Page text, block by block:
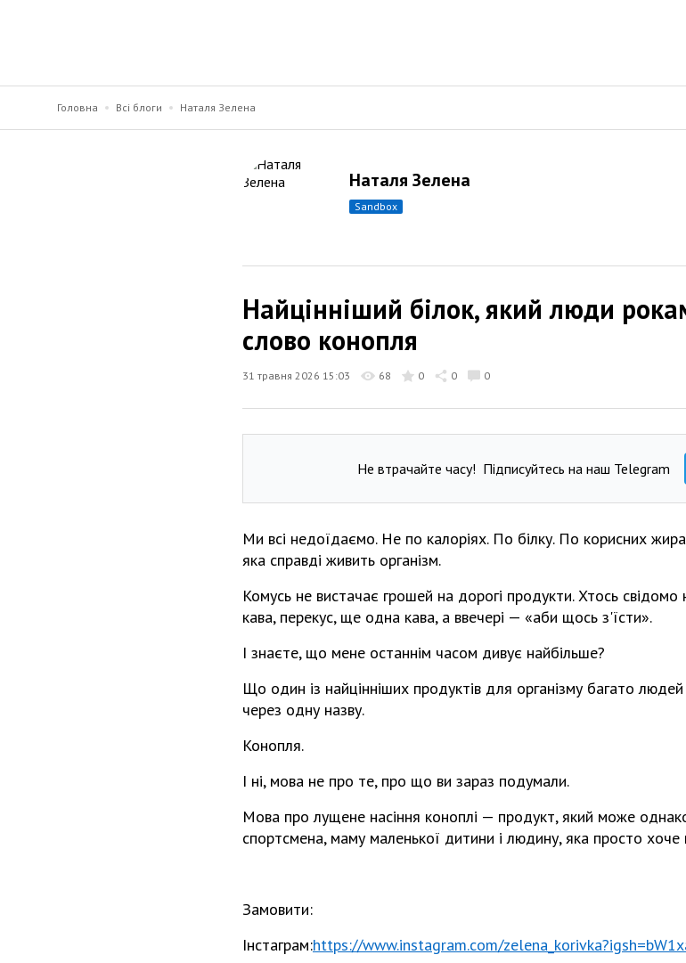
Головна Всі блоги Наталя Зелена
Наталя Зелена
sandbox
Найцінніший білок, який люди
слово конопля
31 травня 2026 15:03 68 0 0 0
Не втрачайте часу! Підписуйтесь на наш Telegram
Ми всі недоїдаємо. Не по калоріях. По білку. По корисних
яка справді живить організм.
Комусь не вистачає грошей на дорогі продукти. Хтось
кава, перекус, ще одна кава, а ввечері — «аби щось з'їсти».
І знаєте, що мене останнім часом дивує найбільше?
Що один із найцінніших продуктів для організму багато
через одну назву.
Конопля.
І ні, мова не про те, про що ви зараз подумали.
Мова про лущене насіння коноплі — продукт, який може
спортсмена, маму маленької дитини і людину, яка просто хоче
Замовити:
Інстаграм:https://www.instagram.com/